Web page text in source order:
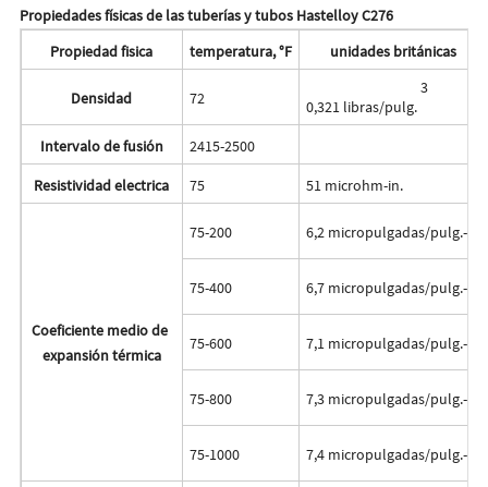
Propiedades físicas de las tuberías y tubos Hastelloy C276
Propiedad fisica
temperatura, °F unidades británicas
Densidad 72 0,321 libras/pulg.
3
Intervalo de fusión
2415-2500
Resistividad electrica
75 51 microhm-in.
Coeficiente medio de
expansión térmica
75-200 6,2 micropulgadas/pulg.-°F
75-400 6,7 micropulgadas/pulg.-°F
75-600 7,1 micropulgadas/pulg.-°F
75-800 7,3 micropulgadas/pulg.-°F
75-1000 7,4 micropulgadas/pulg.-°F